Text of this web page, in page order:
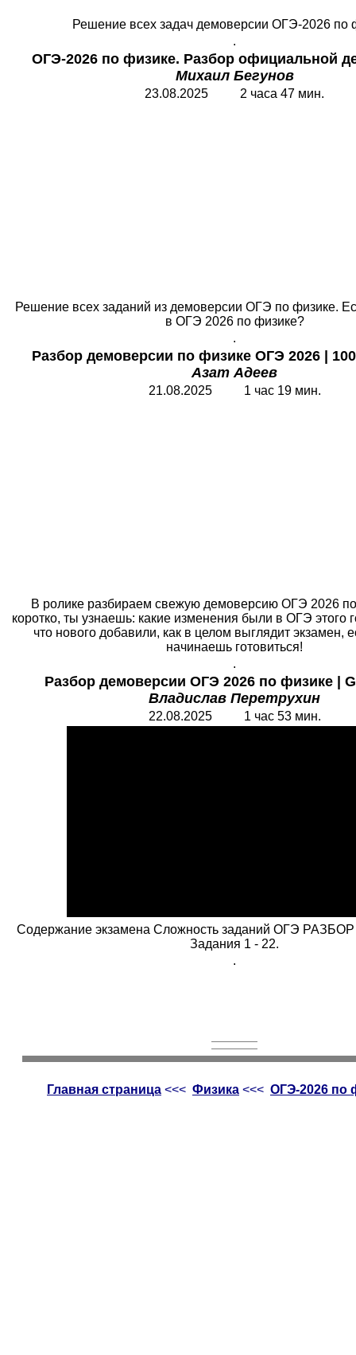
Решение всех задач демоверсии ОГЭ-2026 по
.
ОГЭ-2026 по физике. Разбор официальной
Михаил Бегунов
23.08.2025 2 часа 47 мин.
Решение всех заданий из демоверсии ОГЭ по физике.
в ОГЭ 2026 по физике?
.
Разбор демоверсии по физике ОГЭ 2026
Азат Адеев
21.08.2025 1 час 19 мин.
В ролике разбираем свежую демоверсию ОГЭ 2026
коротко, ты узнаешь: какие изменения были в ОГЭ этого
что нового добавили, как в целом выглядит экзамен,
начинаешь готовиться!
.
Разбор демоверсии ОГЭ 2026 по физике
|
Владислав Перетрухин
22.08.2025 1 час 53 мин.
Содержание экзамена Сложность заданий ОГЭ
Задания 1 - 22.
.
Главная страница <<< Физика <<< ОГЭ-2026 по